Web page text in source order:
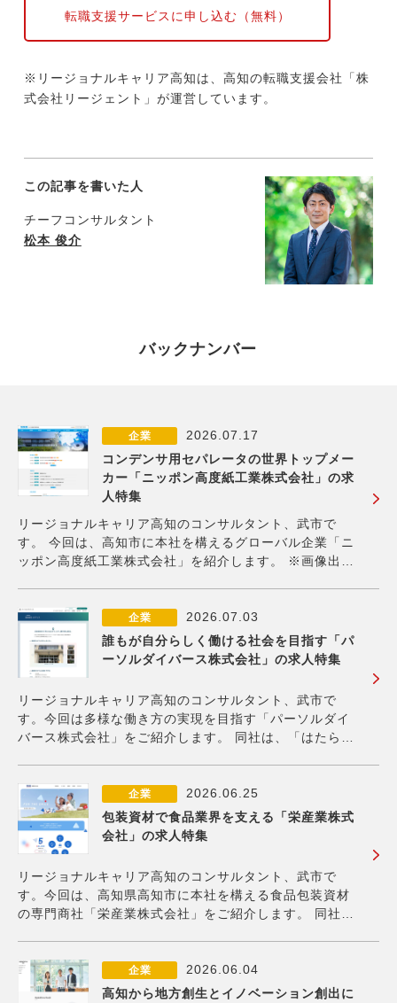
転職支援サービスに申し込む（無料）
※リージョナルキャリア高知は、高知の転職支援会社「株
式会社リージェント」が運営しています。
この記事を書いた人
チーフコンサルタント
松本 俊介
バックナンバー
企業
2026.07.17
コンデンサ用セパレータの世界トップメー
カー「ニッポン高度紙工業株式会社」の求
人特集
リージョナルキャリア高知のコンサルタント、武市で
す。 今回は、高知市に本社を構えるグローバル企業「ニ
ッポン高度紙工業株式会社」を紹介します。 ※画像出
ップメーカーです。電解コンデンサとは、電気を蓄
企業
2026.07.03
誰もが自分らしく働ける社会を目指す「パ
ーソルダイバース株式会社」の求人特集
リージョナルキャリア高知のコンサルタント、武市で
す。今回は多様な働き方の実現を目指す「パーソルダイ
バース株式会社」をご紹介します。 同社は、「はたらい
て2023年に設立されました。グループ内で培ってき
企業
2026.06.25
包装資材で食品業界を支える「栄産業株式
会社」の求人特集
リージョナルキャリア高知のコンサルタント、武市で
す。今回は、高知県高知市に本社を構える食品包装資材
の専門商社「栄産業株式会社」をご紹介します。 同社
に不可欠な製品を幅広く取り扱い、顧客の多様なニーズ
に
企業
2026.06.04
高知から地方創生とイノベーション創出に